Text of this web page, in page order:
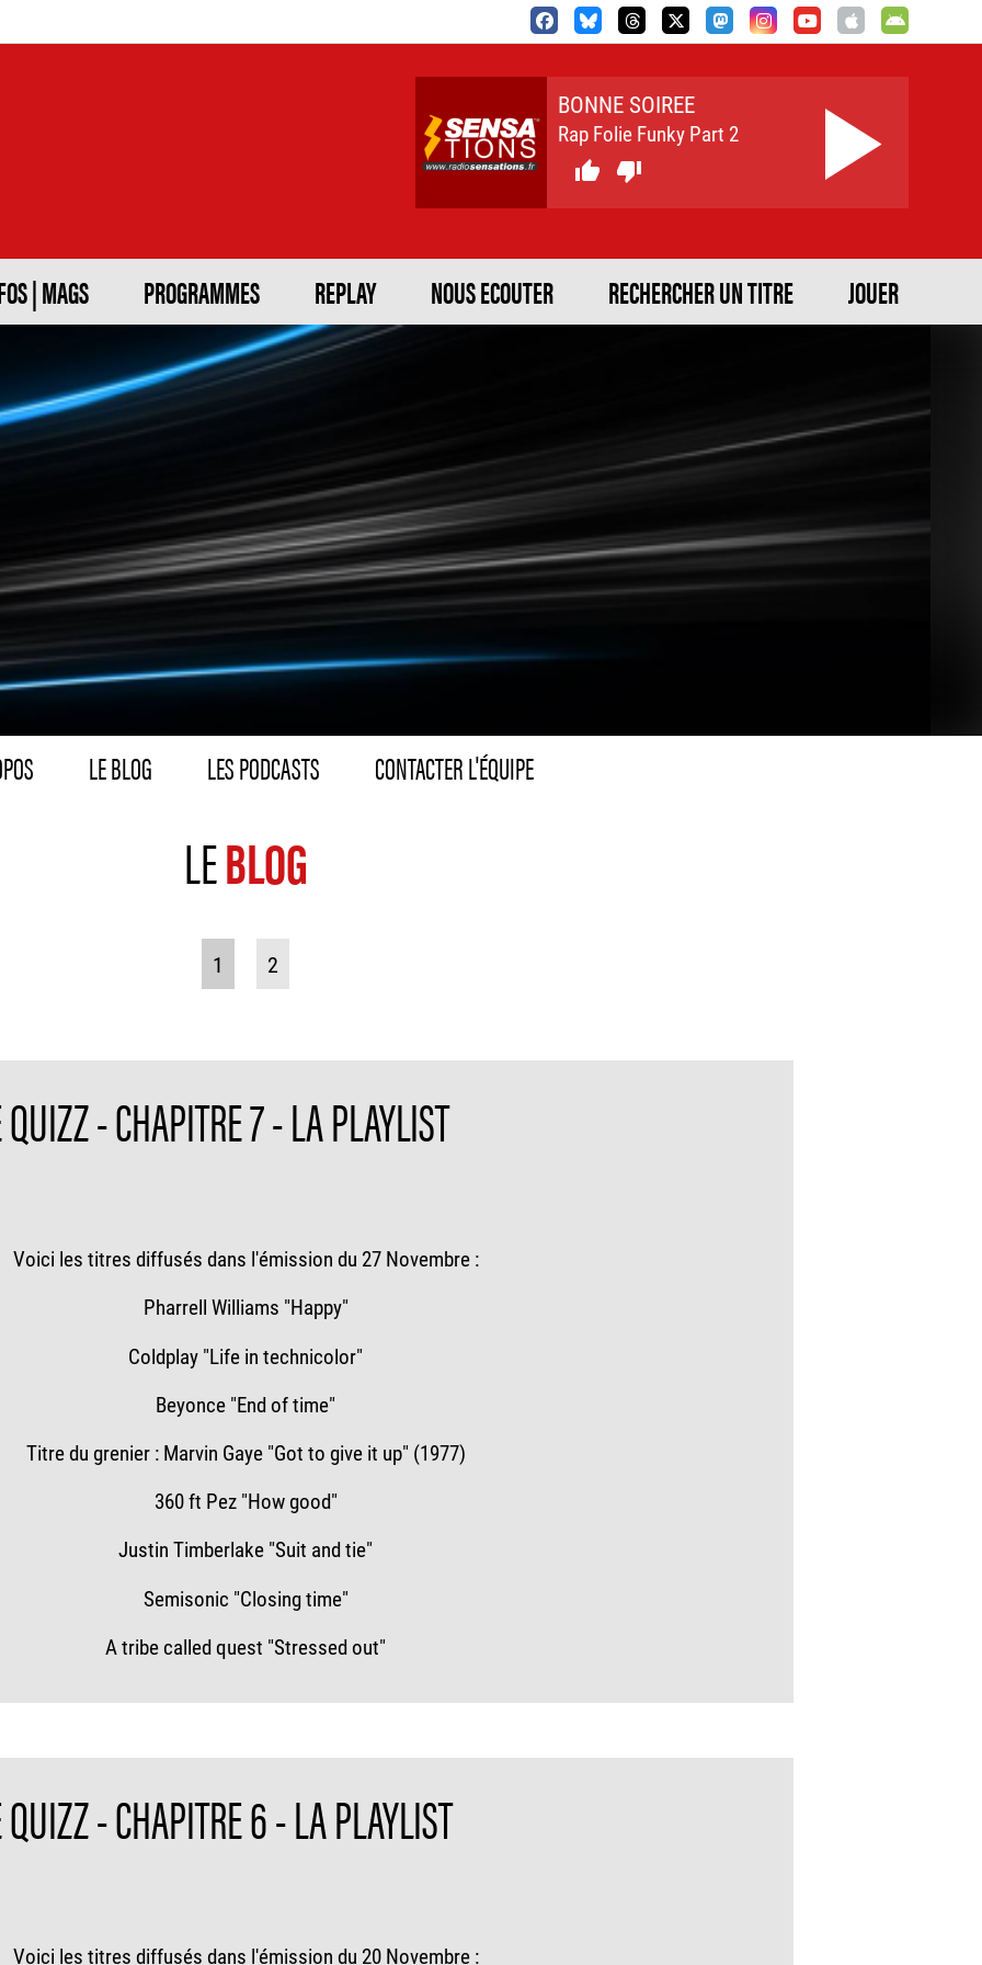
BONNE SOIREE
Rap Folie Funky Part 2
 
| MAGS PROGRAMMES REPLAY NOUS ECOUTER RECHERCHER UN TITRE JOUER
LE BLOG LES PODCASTS CONTACTER L'ÉQUIPE
LEBLOG
1 2
- CHAPITRE 7 - LA PLAYLIST
Voici les titres diffusés dans l'émission du 27 Novembre :
Pharrell Williams "Happy"
Coldplay "Life in technicolor"
Beyonce "End of time"
Titre du grenier : Marvin Gaye "Got to give it up" (1977)
360 ft Pez "How good"
Justin Timberlake "Suit and tie"
Semisonic "Closing time"
A tribe called quest "Stressed out"
- CHAPITRE 6 - LA PLAYLIST
Voici les titres diffusés dans l'émission du 20 Novembre :